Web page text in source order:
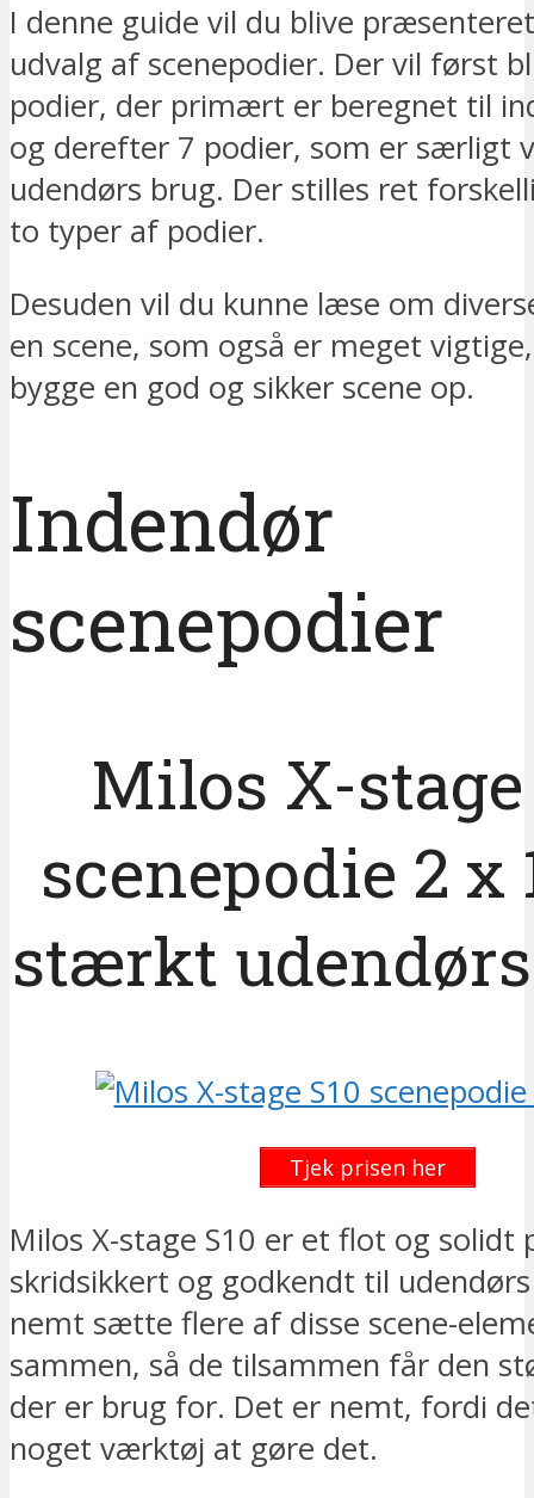
I denne guide vil du blive
udvalg af scenepodier. Der vil først
podier, der primært er beregnet til
og derefter 7 podier, som er særligt
udendørs brug. Der stilles ret
to typer af podier.
Desuden vil du kunne læse om
en scene, som også er meget
bygge en god og sikker scene op.
Indendør
scenepodier
Milos X-stage
scenepodie 2 x
stærkt
Tjek prisen her
Milos X-stage S10 er et flot og solidt
skridsikkert og godkendt til
nemt sætte flere af disse scene-
sammen, så de tilsammen får den
der er brug for. Det er nemt, fordi
noget værktøj at gøre det.